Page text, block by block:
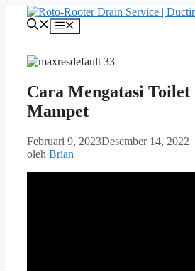
Langsung
Menu
Cara Mengatasi Toilet
Mampet
Februari 9, 2023Desember 14, 2022
oleh Brian